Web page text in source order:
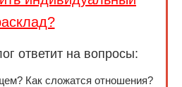
ответит на вопросы:
Как сложатся отношения?